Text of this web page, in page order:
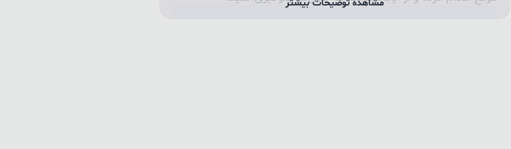
مشاهده توضیحات بیشتر